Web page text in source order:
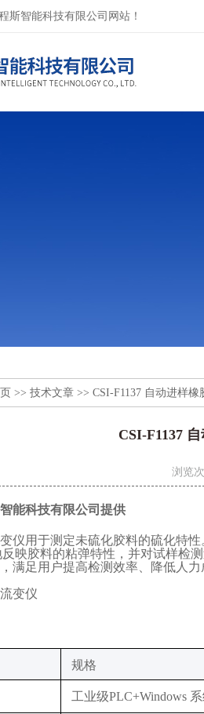
斯智能科技有限公司网站！
>> 技术文章 >> CSI-F1137 自动进样
CSI-F1137
浏览
能科技有限公司提供
仪用于测定未硫化胶料的硫化特
映胶料的粘弹特性，并对试样检
满足用户提高检测效率、降低人
规格‌
工业级PLC+Windows